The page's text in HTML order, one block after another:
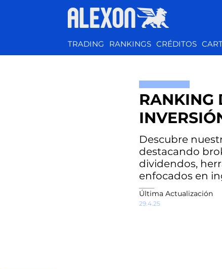
TRADING RANKINGS CRÉDITOS
RANKING
Descubre
destacando
dividendos,
enfocados en
Última Actualización
29.4.25